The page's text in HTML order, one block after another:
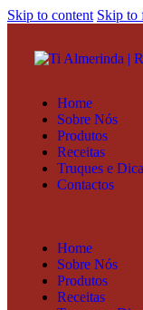
Skip to content Skip to
Home
Sobre Nós
Produtos
Receitas
Truques e
Contactos
Home
Sobre Nós
Produtos
Receitas